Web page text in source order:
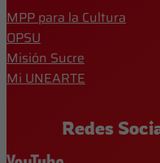
MPP para la Cultura
OPSU
Misión Sucre
Mi UNEARTE
Redes